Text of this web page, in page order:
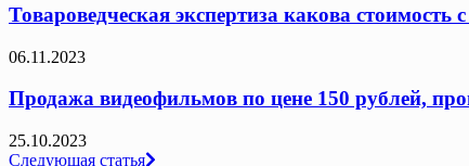
Товароведческая экспертиза какова
06.11.2023
Продажа видеофильмов по цене 150 рублей,
25.10.2023
Следующая статья